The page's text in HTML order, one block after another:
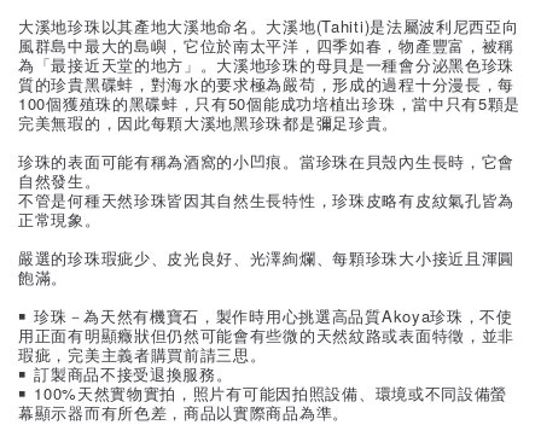
大溪地珍珠以其產地大溪地命名。大溪地(Tahiti)是法屬波利尼西亞向
風群島中最大的島嶼，它位於南太平洋，四季如春，物產豐富，被稱
為「最接近天堂的地方」。大溪地珍珠的母貝是一種會分泌黑色珍珠
質的珍貴黑碟蚌，對海水的要求極為嚴苟，形成的過程十分漫長，每
100個獲殖珠的黑碟蚌，只有50個能成功培植出珍珠，當中只有5顆是
完美無瑕的，因此每顆大溪地黑珍珠都是彌足珍貴。
珍珠的表面可能有稱為酒窩的小凹痕。當珍珠在貝殼內生長時，它會
自然發生。
不管是何種天然珍珠皆因其自然生長特性，珍珠皮略有皮紋氣孔皆為
正常現象。
嚴選的珍珠瑕疵少、皮光良好、光澤絢爛、每顆珍珠大小接近且渾圓
飽滿。
￭ 珍珠－為天然有機寶石，製作時用心挑選高品質Akoya珍珠，不使
用正面有明顯癥狀但仍然可能會有些微的天然紋路或表面特徵，並非
瑕疵，完美主義者購買前請三思。
￭ 訂製商品不接受退換服務。
￭ 100%天然實物實拍，照片有可能因拍照設備、環境或不同設備螢
幕顯示器而有所色差，商品以實際商品為準。